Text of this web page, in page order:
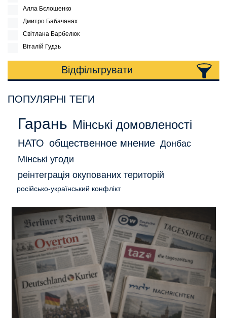
Алла Бєлошенко
Дмитро Бабачанах
Світлана Барбелюк
Віталій Гудзь
Відфільтрувати
ПОПУЛЯРНІ ТЕГИ
Гарань Мінські домовленості
НАТО общественное мнение Донбас
Мінські угоди
реінтеграція окупованих територій
російсько-український конфлікт